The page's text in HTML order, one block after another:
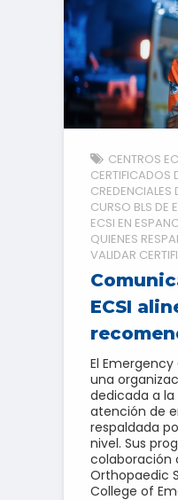
CENTROS
CERTIFICADOS
CREDENCIALES
CURSO BLS DE
ECSI EN
QUIENES
VALIDAR
ECSI
El
una
dedicada a
atención de
respaldada
nivel. Sus
colaboración
Orthopaedic
College of